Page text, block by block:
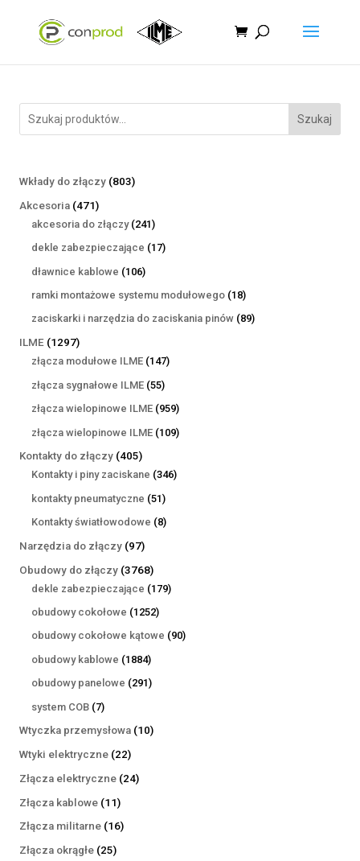
Szukaj
Wkłady do złączy 803803
Akcesoria 471471
produktów
akcesoria do złączy 241241
produktów
dekle zabezpieczające 1717
dławnice kablowe 106106
produktów
ramki montażowe systemu modułowego 1818
produktów
zaciskarki i narzędzia do zaciskania pinów 8989
ILME 12971297
produktów
złącza modułowe ILME 147147
złącza sygnałowe ILME 5555
produktów
złącza wielopinowe ILME 959959
produktów
złącza wielopinowe ILME 109109
Kontakty do złączy 405405
produktów
Kontakty i piny zaciskane 346346
kontakty pneumatyczne 5151
produktów
Kontakty światłowodowe 88
Narzędzia do złączy 9797
produktów
Obudowy do złączy 37683768
produktów
dekle zabezpieczające 179179
obudowy cokołowe 12521252
produkty
obudowy cokołowe kątowe 9090
obudowy kablowe 18841884
produkty
obudowy panelowe 291291
system COB 77
produktów
Wtyczka przemysłowa 1010
Wtyki elektryczne 2222
produkty
Złącza elektryczne 2424
Złącza kablowe 1111
produktów
Złącza militarne 1616
Złącza okrągłe 2525